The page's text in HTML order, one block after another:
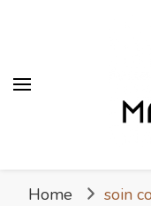
Home soin